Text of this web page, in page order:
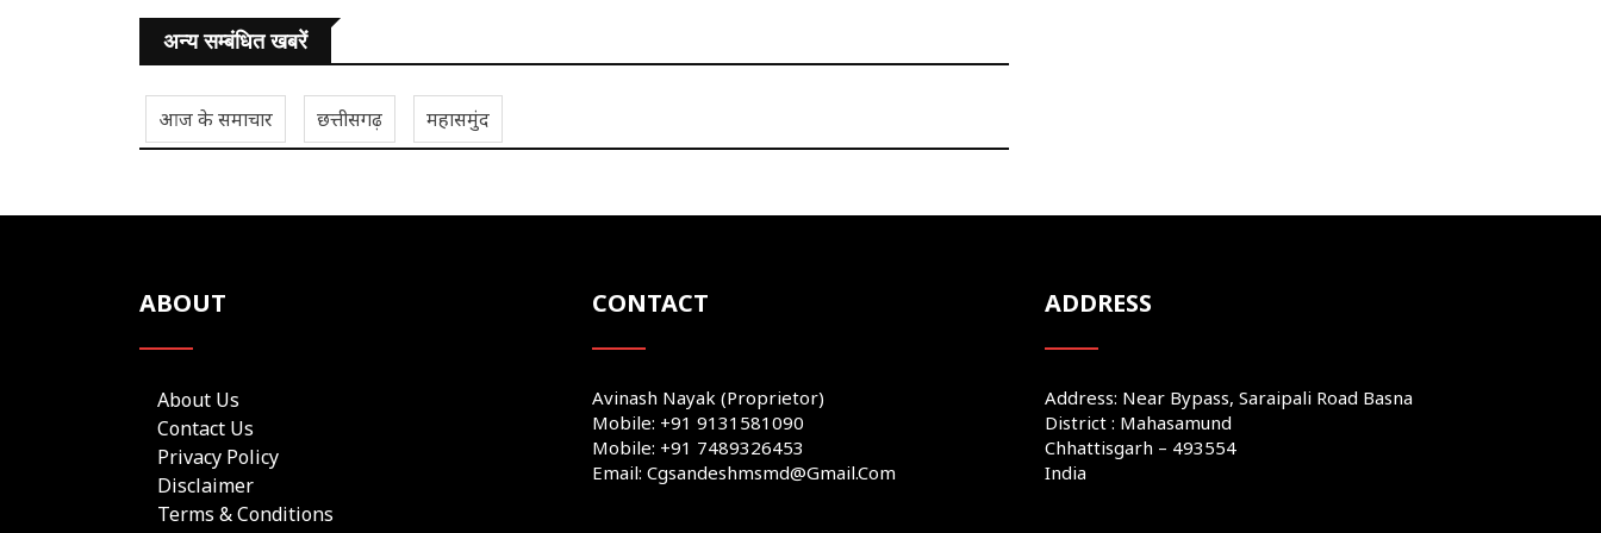
अन्य सम्बंधित खबरें
आज के समाचार छत्तीसगढ़ महासमुंद
ABOUT
About Us
Contact Us
Privacy Policy
Disclaimer
Terms & Conditions
CONTACT
Avinash Nayak (Proprietor)
Mobile: +91 9131581090
Mobile: +91 7489326453
Email: Cgsandeshmsmd@gmail.com
ADDRESS
Address: Near Bypass, Saraipali Road Basna
District : Mahasamund
Chhattisgarh – 493554
India